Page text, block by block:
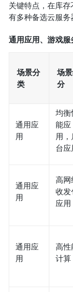
关键特点，在库
有多种备选云服务
通用应用、游戏
场景分
类
场
分
通用应
用
均衡
能应
用，
台应
通用应
用
高网
收发
应用
通用应
用
高性
计算